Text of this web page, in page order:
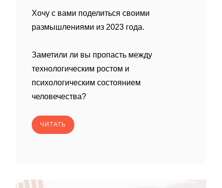
Хочу с вами поделиться своими
размышлениями из 2023 года.
Заметили ли вы пропасть между
технологическим ростом и
психологическим состоянием
человечества?
ЧИТАТЬ